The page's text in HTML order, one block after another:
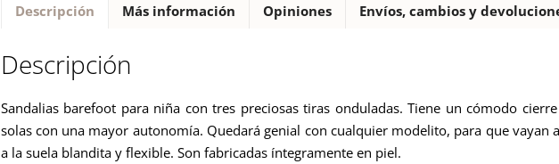
Descripción Más información Opiniones Envíos, cambios y
Descripción
Sandalias barefoot para niña con tres preciosas tiras onduladas. Tiene un cómodo
solas con una mayor autonomía. Quedará genial con cualquier modelito, para que
a la suela blandita y flexible. Son fabricadas íntegramente en piel.